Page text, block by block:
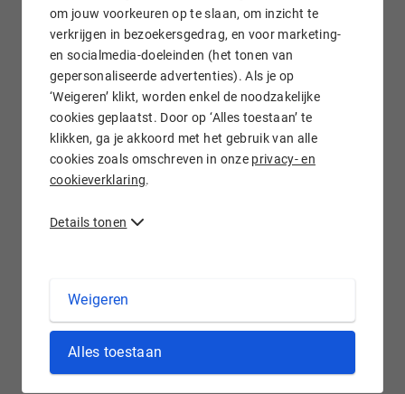
om jouw voorkeuren op te slaan, om inzicht te
verkrijgen in bezoekersgedrag, en voor marketing-
en socialmedia-doeleinden (het tonen van
gepersonaliseerde advertenties). Als je op
‘Weigeren’ klikt, worden enkel de noodzakelijke
cookies geplaatst. Door op ‘Alles toestaan’ te
klikken, ga je akkoord met het gebruik van alle
cookies zoals omschreven in onze privacy- en
cookieverklaring.
Details tonen
Weigeren
Alles toestaan
Gratis e-mail doorsturen
Wij staan voor je klaar!
.SHOES domein registreren bij Hostnet
De online schoenenindustrie doet het erg goed. De
verwachting is dan ook dat de extensie .shoes een van de
belangrijkste nieuwe extensies wordt. Ben je bijvoorbeeld